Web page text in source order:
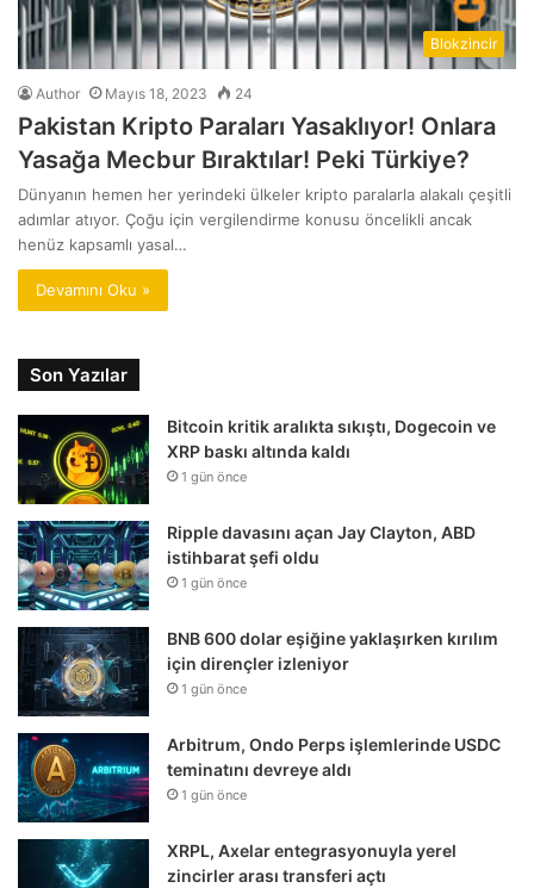
Blokzincir
Author Mayıs 18, 2023 24
Pakistan Kripto Paraları Yasaklıyor! Onlara
Yasağa Mecbur Bıraktılar! Peki Türkiye?
Dünyanın hemen her yerindeki ülkeler kripto paralarla alakalı çeşitli
adımlar atıyor. Çoğu için vergilendirme konusu öncelikli ancak
henüz kapsamlı yasal…
Devamını Oku »
Son Yazılar
Bitcoin kritik aralıkta sıkıştı, Dogecoin ve
XRP baskı altında kaldı
1 gün önce
Ripple davasını açan Jay Clayton, ABD
istihbarat şefi oldu
1 gün önce
BNB 600 dolar eşiğine yaklaşırken kırılım
için dirençler izleniyor
1 gün önce
Arbitrum, Ondo Perps işlemlerinde USDC
teminatını devreye aldı
1 gün önce
XRPL, Axelar entegrasyonuyla yerel
zincirler arası transferi açtı